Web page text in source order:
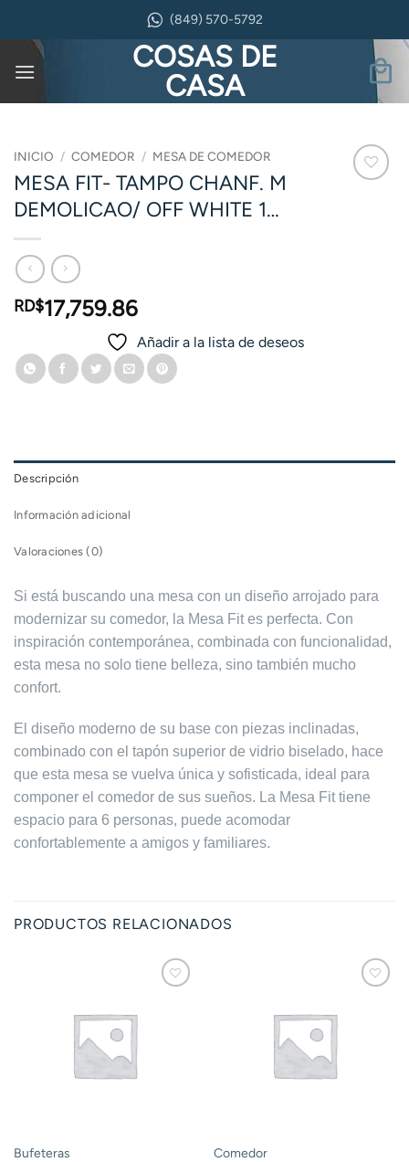
contenido
(849) 570-5792
COSAS DE
CASA
INICIO / COMEDOR / MESA DE COMEDOR
MESA FIT- TAMPO CHANF. M
DEMOLICAO/ OFF WHITE 1…
RD$17,759.86
Añadir a la lista de deseos
Descripción
Información adicional
Valoraciones (0)
Si está buscando una mesa con un diseño arrojado para
modernizar su comedor, la Mesa Fit es perfecta. Con
inspiración contemporánea, combinada con funcionalidad,
esta mesa no solo tiene belleza, sino también mucho
confort.
El diseño moderno de su base con piezas inclinadas,
combinado con el tapón superior de vidrio biselado, hace
que esta mesa se vuelva única y sofisticada, ideal para
componer el comedor de sus sueños. La Mesa Fit tiene
espacio para 6 personas, puede acomodar
confortablemente a amigos y familiares.
PRODUCTOS RELACIONADOS
Bufeteras Comedor